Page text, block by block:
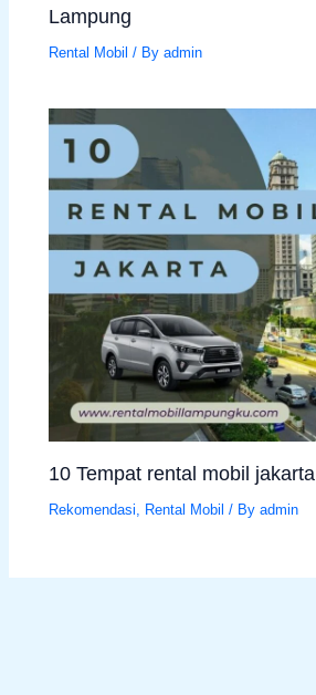
Lampung
Rental Mobil / Byadmin
10 Tempat rental mobil jakarta
Rekomendasi Rental Mobil / Byadmin